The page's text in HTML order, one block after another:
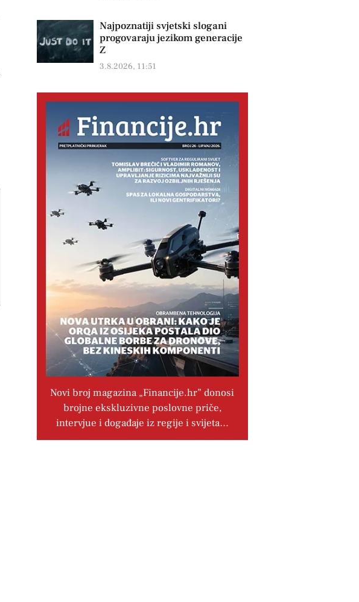
Najpoznatiji svjetski slogani
progovaraju jezikom generacije
Z
3.8.2026, 11:51
Novi broj magazina „Financije.hr” donosi
brojne ekskluzivne poslovne priče,
intervjue i događaje iz regije i svijeta…